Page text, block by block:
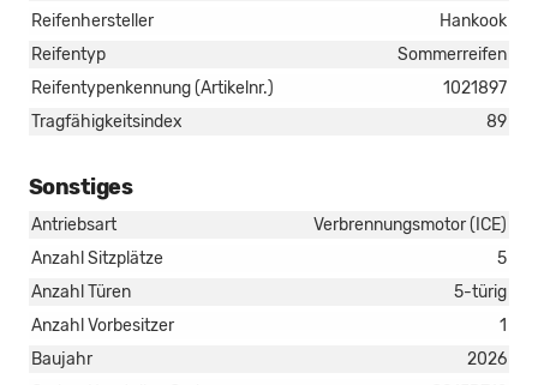
Reifenhersteller
Hankook
Reifentyp
Sommerreifen
Reifentypenkennung (Artikelnr.)
1021897
Tragfähigkeitsindex
89
Sonstiges
Antriebsart
Verbrennungsmotor (ICE)
Anzahl Sitzplätze
5
Anzahl Türen
5-türig
Anzahl Vorbesitzer
1
Baujahr
2026